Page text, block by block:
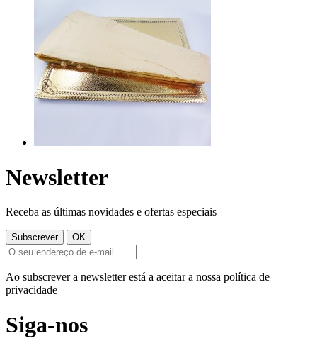
Newsletter
Receba as últimas novidades e ofertas especiais
Ao subscrever a newsletter está a aceitar a nossa política de
privacidade
Siga-nos